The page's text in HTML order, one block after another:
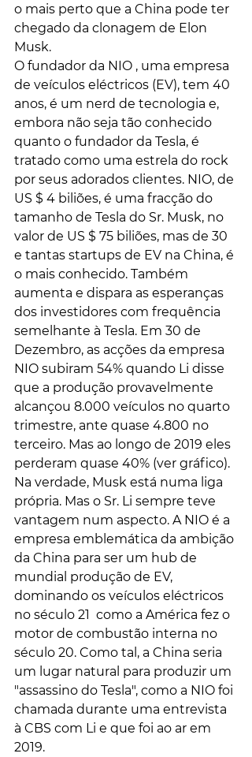
o mais perto que a China pode ter
chegado da clonagem de Elon
Musk.
O fundador da NIO , uma empresa
de veículos eléctricos (EV), tem 40
anos, é um nerd de tecnologia e,
embora não seja tão conhecido
quanto o fundador da Tesla, é
tratado como uma estrela do rock
por seus adorados clientes. NIO, de
US $ 4 biliões, é uma fracção do
tamanho de Tesla do Sr. Musk, no
valor de US $ 75 biliões, mas de 30
e tantas startups de EV na China, é
o mais conhecido. Também
aumenta e dispara as esperanças
dos investidores com frequência
semelhante à Tesla. Em 30 de
Dezembro, as acções da empresa
NIO subiram 54% quando Li disse
que a produção provavelmente
alcançou 8.000 veículos no quarto
trimestre, ante quase 4.800 no
terceiro. Mas ao longo de 2019 eles
perderam quase 40% (ver gráfico).
Na verdade, Musk está numa liga
própria. Mas o Sr. Li sempre teve
vantagem num aspecto. A NIO é a
empresa emblemática da ambição
da China para ser um hub de
mundial produção de EV,
dominando os veículos eléctricos
no século 21  como a América fez o
motor de combustão interna no
século 20. Como tal, a China seria
um lugar natural para produzir um
"assassino do Tesla", como a NIO foi
chamada durante uma entrevista
à CBS com Li e que foi ao ar em
2019.